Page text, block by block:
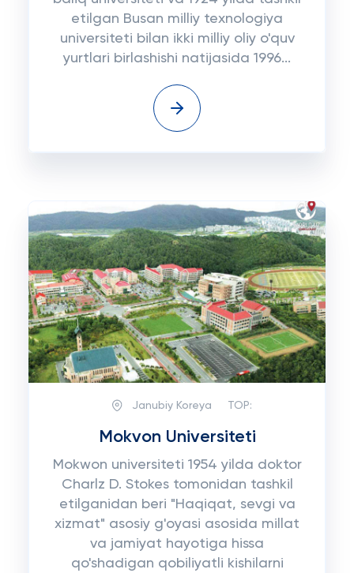
etilgan Busan milliy texnologiya
universiteti bilan ikki milliy oliy o'quv
yurtlari birlashishi natijasida 1996...
Janubiy Koreya TOP:
Mokvon Universiteti
Mokwon universiteti 1954 yilda doktor
Charlz D. Stokes tomonidan tashkil
etilganidan beri "Haqiqat, sevgi va
xizmat" asosiy g'oyasi asosida millat
va jamiyat hayotiga hissa
qo'shadigan qobiliyatli kishilarni